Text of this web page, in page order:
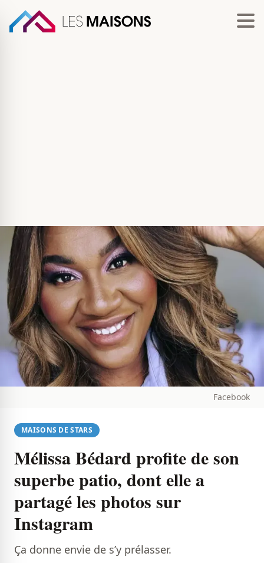
Facebook
MAISONS DE STARS
Mélissa Bédard profite de son
superbe patio, dont elle a
partagé les photos sur
Instagram
Ça donne envie de s’y prélasser.